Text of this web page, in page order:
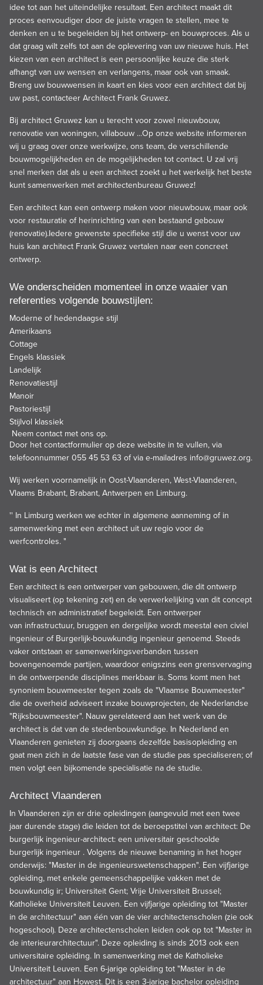
idee tot aan het uiteindelijke resultaat. Een architect maakt dit
proces eenvoudiger door de juiste vragen te stellen, mee te
denken en u te begeleiden bij het ontwerp- en bouwproces. Als u
dat graag wilt zelfs tot aan de oplevering van uw nieuwe huis. Het
kiezen van een architect is een persoonlijke keuze die sterk
afhangt van uw wensen en verlangens, maar ook van smaak.
Breng uw bouwwensen in kaart en kies voor een architect dat bij
uw past, contacteer Architect Frank Gruwez.
Bij architect Gruwez kan u terecht voor zowel nieuwbouw,
renovatie van woningen, villabouw ...Op onze website informeren
wij u graag over onze werkwijze, ons team, de verschillende
bouwmogelijkheden en de mogelijkheden tot contact. U zal vrij
snel merken dat als u een architect zoekt u het werkelijk het beste
kunt samenwerken met architectenbureau Gruwez!
Een architect kan een ontwerp maken voor nieuwbouw, maar ook
voor restauratie of herinrichting van een bestaand gebouw
(renovatie).Iedere gewenste specifieke stijl die u wenst voor uw
huis kan architect Frank Gruwez vertalen naar een concreet
ontwerp.
We onderscheiden momenteel in onze waaier van
referenties volgende bouwstijlen:
Moderne of hedendaagse stijl
Amerikaans
Cottage
Engels klassiek
Landelijk
Renovatiestijl
Manoir
Pastoriestijl
Stijlvol klassiek
Neem contact met ons op.
Door het contactformulier op deze website in te vullen, via
telefoonnummer 055 45 53 63 of via e-mailadres info@gruwez.org.
Wij werken voornamelijk in Oost-Vlaanderen, West-Vlaanderen,
Vlaams Brabant, Brabant, Antwerpen en Limburg.
'' In Limburg werken we echter in algemene aanneming of in
samenwerking met een architect uit uw regio voor de
werfcontroles. "
Wat is een Architect
Een architect is een ontwerper van gebouwen, die dit ontwerp
visualiseert (op tekening zet) en de verwerkelijking van dit concept
technisch en administratief begeleidt. Een ontwerper
van infrastructuur, bruggen en dergelijke wordt meestal een civiel
ingenieur of Burgerlijk-bouwkundig ingenieur genoemd. Steeds
vaker ontstaan er samenwerkingsverbanden tussen
bovengenoemde partijen, waardoor enigszins een grensvervaging
in de ontwerpende disciplines merkbaar is. Soms komt men het
synoniem bouwmeester tegen zoals de "Vlaamse Bouwmeester"
die de overheid adviseert inzake bouwprojecten, de Nederlandse
"Rijksbouwmeester". Nauw gerelateerd aan het werk van de
architect is dat van de stedenbouwkundige. In Nederland en
Vlaanderen genieten zij doorgaans dezelfde basisopleiding en
gaat men zich in de laatste fase van de studie pas specialiseren; of
men volgt een bijkomende specialisatie na de studie.
Architect Vlaanderen
In Vlaanderen zijn er drie opleidingen (aangevuld met een twee
jaar durende stage) die leiden tot de beroepstitel van architect: De
burgerlijk ingenieur-architect: een universitair geschoolde
burgerlijk ingenieur . Volgens de nieuwe benaming in het hoger
onderwijs: "Master in de ingenieurswetenschappen". Een vijfjarige
opleiding, met enkele gemeenschappelijke vakken met de
bouwkundig ir; Universiteit Gent; Vrije Universiteit Brussel;
Katholieke Universiteit Leuven. Een vijfjarige opleiding tot "Master
in de architectuur" aan één van de vier architectenscholen (zie ook
hogeschool). Deze architectenscholen leiden ook op tot "Master in
de interieurarchitectuur". Deze opleiding is sinds 2013 ook een
universitaire opleiding. In samenwerking met de Katholieke
Universiteit Leuven. Een 6-jarige opleiding tot "Master in de
architectuur" aan Howest. Dit is een 3-jarige bachelor opleiding